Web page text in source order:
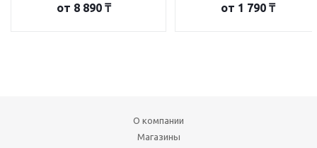
от 8 890 ₸ от 1 790 ₸
О компании
Магазины